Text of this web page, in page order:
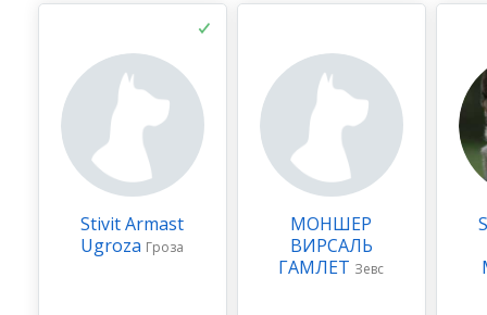
Stivit Armast
Ugroza Гроза
МОНШЕР
ВИРСАЛЬ
ГАМЛЕТ Зевс